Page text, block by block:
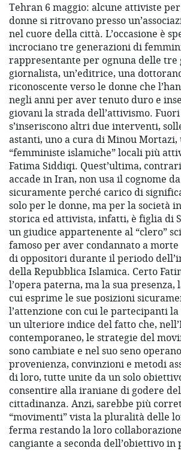
Tehran 6 maggio: alcune attiviste
donne si ritrovano presso
nel cuore della città. L’occasione è
incrociano tre generazioni di
rappresentante per ognuna delle tre
giornalista, un’editrice, una
riconoscente verso le donne che
negli anni per aver tenuto duro e
giovani la strada dell’attivismo.
s’inseriscono altri due interventi,
astanti, uno a cura di Minou Mortazi,
“femministe islamiche” locali più
Fatima Siddiqi. Quest’ultima,
accade in Iran, non usa il cognome
sicuramente perché carico di
solo per le donne, ma per la società
storica ed attivista, infatti, è figlia di
un giudice appartenente al “clero”
famoso per aver condannato a morte
di oppositori durante il periodo
della Repubblica Islamica. Certo
l’opera paterna, ma la sua presenza,
cui esprime le sue posizioni
l’attenzione con cui le partecipanti la
un ulteriore indice del fatto che,
contemporaneo, le strategie del
sono cambiate e nel suo seno
provenienza, convinzioni e metodi
di loro, tutte unite da un solo
consentire alla iraniane di godere
cittadinanza. Anzi, sarebbe più
“movimenti” vista la pluralità delle
ferma restando la loro
cangiante a seconda dell’obiettivo in